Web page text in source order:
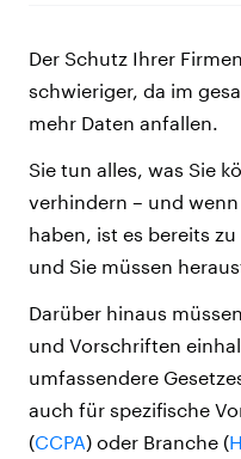
Der Schutz Ihrer
schwieriger, da im
mehr Daten anfallen.
Sie tun alles, was Sie
verhindern – und
haben, ist es bereits
und Sie müssen
Darüber hinaus
und Vorschriften
umfassendere
auch für spezifische
(CCPA) oder Branche (